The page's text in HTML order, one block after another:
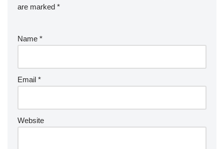
are marked *
Name *
Email *
Website